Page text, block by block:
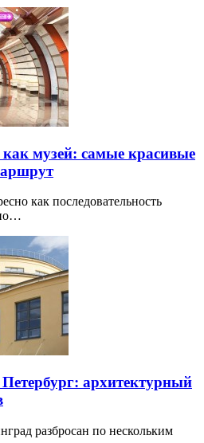
как музей: самые красивые
как последовательность
архитектурный
разбросан по нескольким